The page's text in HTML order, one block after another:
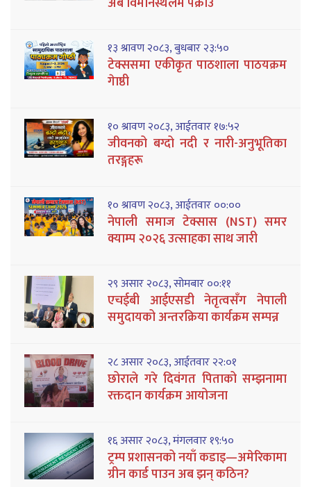
१३ श्रावण २०८३, बुधबार २३:५०
टेक्ससमा एकीकृत पाठशाला पाठयक्रम
गेाष्ठी
१० श्रावण २०८३, आईतवार १७:५२
जीवनको बग्दो नदी र नारी-अनुभूतिका
तरङ्गहरू
१० श्रावण २०८३, आईतवार ००:००
नेपाली समाज टेक्सास (NST) समर
क्याम्प २०२६ उत्साहका साथ जारी
२९ असार २०८३, सोमबार ००:११
एचईबी आईएसडी नेतृत्वसँग नेपाली
समुदायको अन्तरक्रिया कार्यक्रम सम्पन्न
२८ असार २०८३, आईतवार २२:०१
छोराले गरे दिवंगत पिताको सम्झनामा
रक्तदान कार्यक्रम आयोजना
१६ असार २०८३, मंगलवार १९:५०
ट्रम्प प्रशासनको नयाँ कडाइ—अमेरिकामा
ग्रीन कार्ड पाउन अब झन् कठिन?